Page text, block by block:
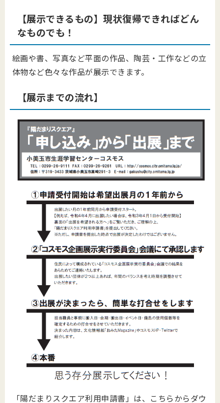
【展示できるもの】現状復帰できればどん
なものでも！
絵画や書、写真など平面の作品、陶芸・工作などの立
体物など色々な作品が展示できます。
【展示までの流れ】
「陽だまりスクエア利用申請書」は、こちらからダウ